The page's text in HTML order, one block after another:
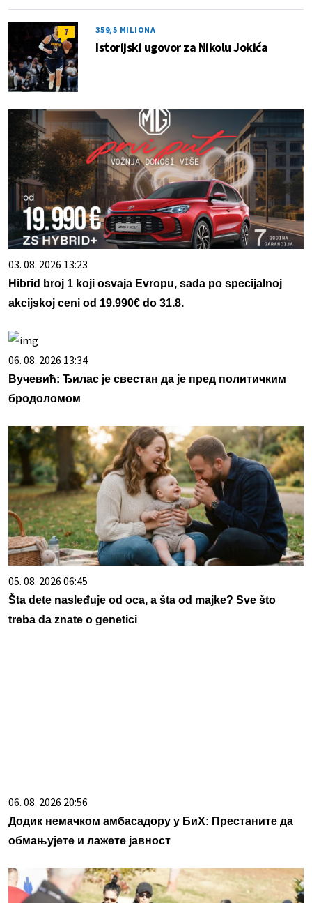
7 359,5 MILIONA
Istorijski ugovor za Nikolu Jokića
03. 08. 2026 13:23
Hibrid broj 1 koji osvaja Evropu, sada po specijalnoj
akcijskoj ceni od 19.990€ do 31.8.
06. 08. 2026 13:34
Вучевић: Ђилас је свестан да је пред политичким
бродоломом
05. 08. 2026 06:45
Šta dete nasleđuje od oca, a šta od majke? Sve što
treba da znate o genetici
06. 08. 2026 20:56
Додик немачком амбасадору у БиХ: Престаните да
обмањујете и лажете јавност